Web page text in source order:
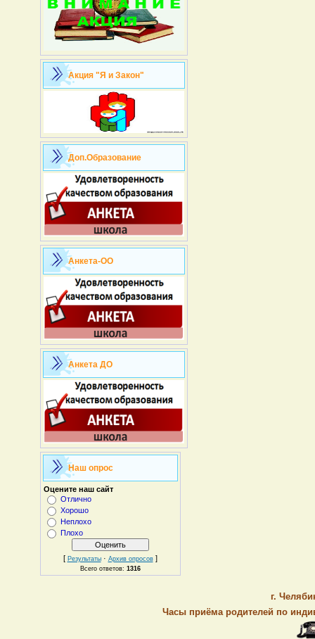
Акция "Я и Закон"
Доп.Образование
Анкета-ОО
Анкета ДО
Наш опрос
Оцените наш сайт
Отлично
Хорошо
Неплохо
Плохо
[ Результаты· Архив опросов]
Всего ответов: 1316
г.
Часы приёма родителей по